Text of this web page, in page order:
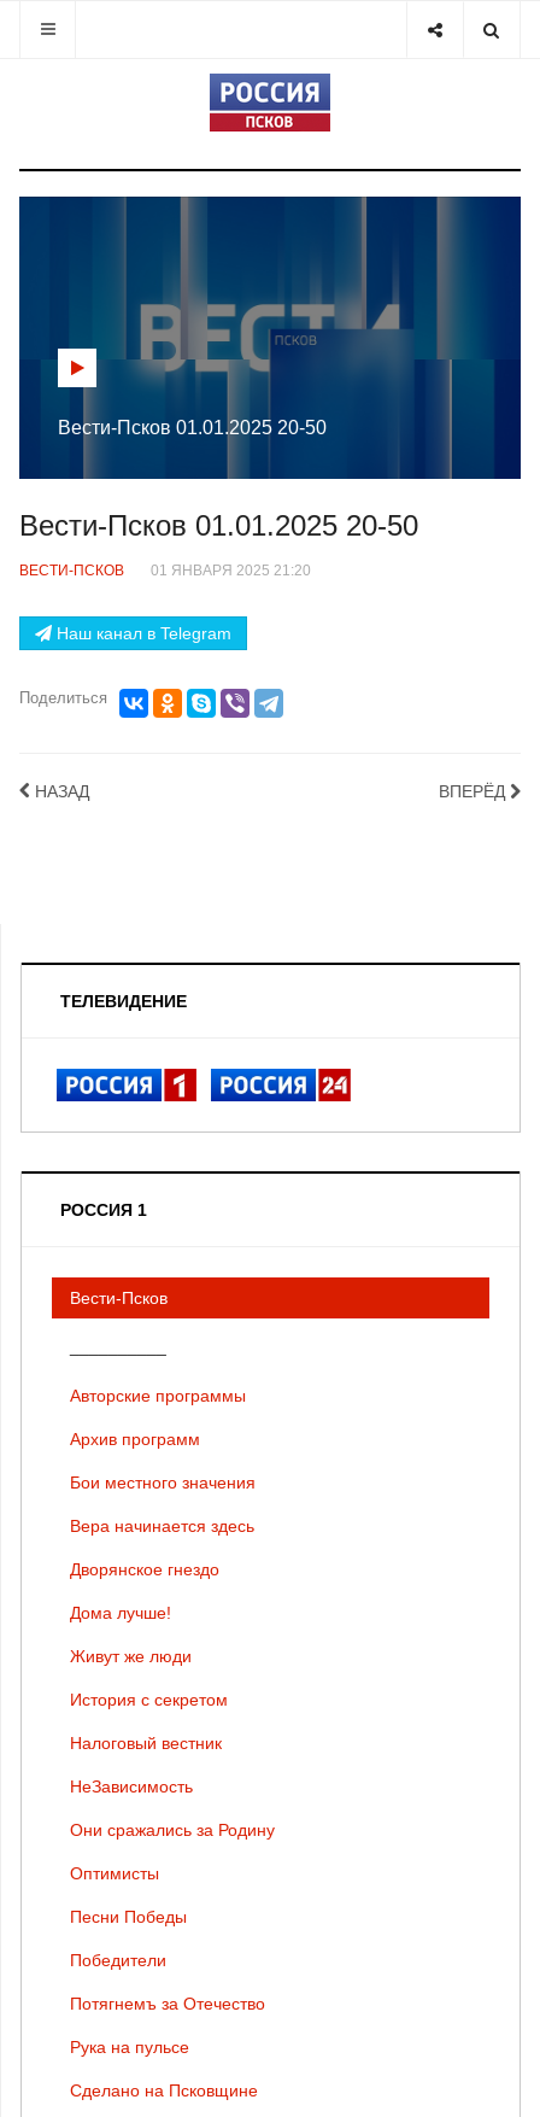
Вести-Псков 01.01.2025 20-50
Вести-Псков 01.01.2025 20-50
ВЕСТИ-ПСКОВ 01 ЯНВАРЯ 2025 21:20
Наш канал в Telegram
Поделиться
НАЗАД ВПЕРЁД
ТЕЛЕВИДЕНИЕ
РОССИЯ 1
Вести-Псков
Авторские программы
Архив программ
Бои местного значения
Вера начинается здесь
Дворянское гнездо
Дома лучше!
Живут же люди
История с секретом
Налоговый вестник
НеЗависимость
Они сражались за Родину
Оптимисты
Песни Победы
Победители
Потягнемъ за Отечество
Рука на пульсе
Сделано на Псковщине